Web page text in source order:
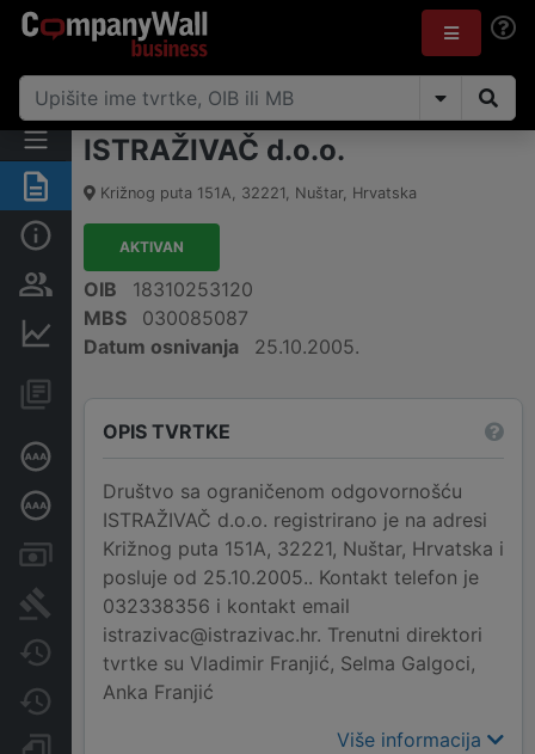
Sažetak
Osobe i vlasništvo
Certifikat bonitetne izvrsnosti
Dubinska bonitetna ocjena
Računi i blokade
Sudske objave
Javne nabavke
Promjene
ISTRAŽIVAČ d.o.o.
Križnog puta 151A, 32221, Nuštar, Hrvatska
AKTIVAN
OIB
18310253120
MBS
030085087
Datum osnivanja
25.10.2005.
OPIS TVRTKE
Društvo sa ograničenom odgovornošću
ISTRAŽIVAČ d.o.o. registrirano je na adresi
Križnog puta 151A, 32221, Nuštar, Hrvatska i
posluje od 25.10.2005.. Kontakt telefon je
032338356 i kontakt email
istrazivac@istrazivac.hr. Trenutni direktori
tvrtke su Vladimir Franjić, Selma Galgoci,
Anka Franjić
Više informacija